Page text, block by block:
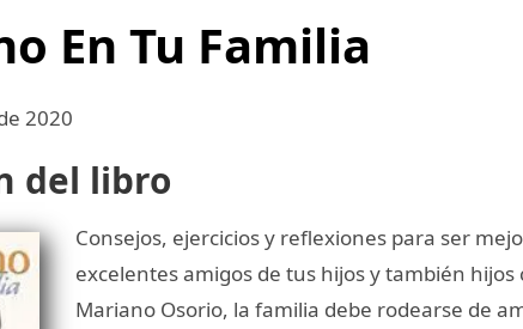
En Tu Familia
2020
del libro
Consejos, ejercicios y reflexiones para ser
excelentes amigos de tus hijos y también hijos
Mariano Osorio, la familia debe rodearse de